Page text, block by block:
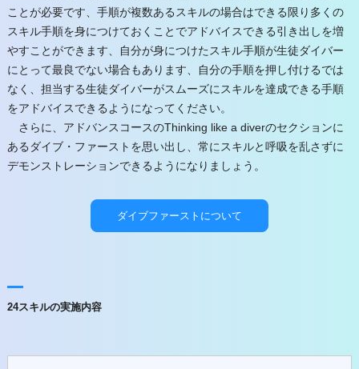
ことが必要です、手順が複数あるスキルの場合はできる限り多くの
スキル手順を身につけておくことでアドバイスできる引き出しを増
やすことができます、自分が身につけたスキル手順が生徒ダイバー
にとって最良でない場合もあります、自分の手順を押し付けるでは
なく、担当する生徒ダイバーがスムーズにスキルを達成できる手順
をアドバイスできるようになってください。
さらに、アドバンスコースのThinking like a diverのセクションに
あるダイブ・ファーストを思い出し、常にスキルと呼吸を乱さずに
デモンストレーションできるようになりましょう。
ダイブファーストについて
24スキルの実施内容